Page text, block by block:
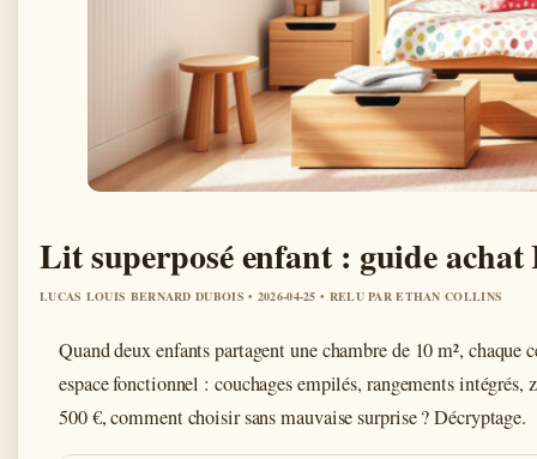
Lit superposé enfant : guide
LUCAS LOUIS BERNARD DUBOIS • 2026-04-25 • RELU PAR ETHAN COLLINS
Quand deux enfants partagent une chambre de 10 m²,
espace fonctionnel : couchages empilés, rangements
500 €, comment choisir sans mauvaise surprise ? Décryptage.